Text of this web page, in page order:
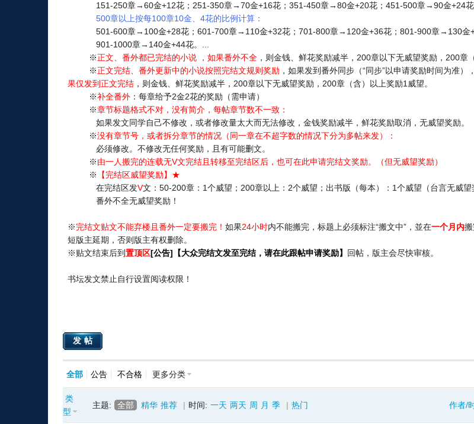
151-250章→60金+12花；251-350章→70金+16花；351-450章→80金+20花；451-500章→90金+24花
500章以上按每100章10金、4花的比例计算：
501-600章→100金+28花；601-700章→110金+32花；701-800章→120金+36花；801-900章→130金
901-1000章→140金+44花。...
※正文、番外都已完结的小说 ，如果番外不全，则金钱、鲜花奖励减半，200章以下无威望奖励，200章
※正文完结、番外更新中的小说按照完结文规则奖励，如果发到番外同步（“同步”以申请奖励时间为准）
果仅发到正文完结，则金钱、鲜花奖励减半，200章以下无威望奖励，200章（含）以上奖励1威望。
※补全番外：每章给予2金2花的奖励（需申请）
※章节标题格式不对，没有简介，每帖章节数不一致：
如果发文同学自己不修改，或者修改量太大而无法修改，金钱奖励减半，鲜花奖励取消，无威望奖励。
※没有章节号，或者拆分章节的情况（同一章在不超字数的情况下分为多帖来发）：
必须修改。不修改无任何奖励，且有可能删文。
※由一人搬完的连载无V文完结且转移至完结区后，也可在此申请完结文奖励。（但无威望奖励）
※
【完结区威望奖励】★
在完结区发V文：50-200章：1个威望；200章以上：2个威望；出书版（每本）：1个威望（台言无威望
番外不全无威望奖励！
※完结文贴文不能弃楼且番外一定要搬完！ 如果24小时内不能搬完，标题上必须标注“搬文中”，並在一个月内
短版主延期，否则版主有权删除。
※贴文结束后到置顶区[公告]【大众完结文发至完结，请在此跟帖申请奖励】 回帖，版主会尽快审核。
书坛发文禁止自行设置阅读权限！
发帖
全部 公告 不合格 更多分类
类
型
主题: 全部 精华 推荐 | 时间: 一天 两天 周 月 季 | 热门 作者/